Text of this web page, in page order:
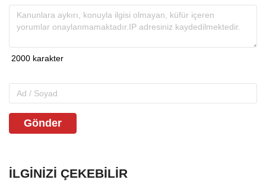
Gönder
İLGINIZI ÇEKEBILIR